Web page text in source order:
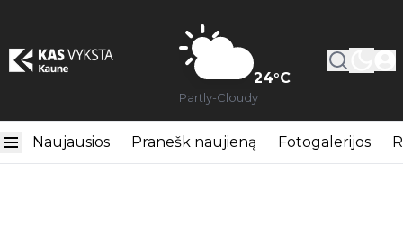
24°C
Partly-Cloudy
Naujausios Pranešk naujieną Fotogalerijos